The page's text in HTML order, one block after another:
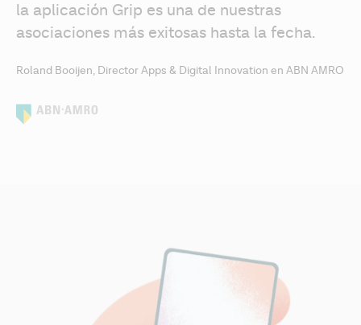
la aplicación Grip es una de nuestras
asociaciones más exitosas hasta la fecha.
Roland Booijen, Director Apps & Digital Innovation en ABN AMRO